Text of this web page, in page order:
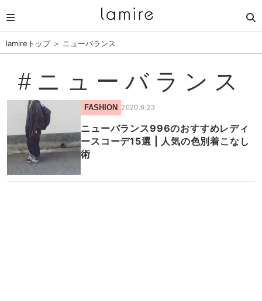
lamireトップ＞ ニューバランス
#ニューバランス
FASHION 2020.6.23
ニューバランス996のおすすめレディ
ースコーデ15選 | 人気の色別着こなし
術